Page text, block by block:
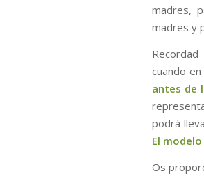
madres,
madres y
cuando
antes de
podrá
El
Os